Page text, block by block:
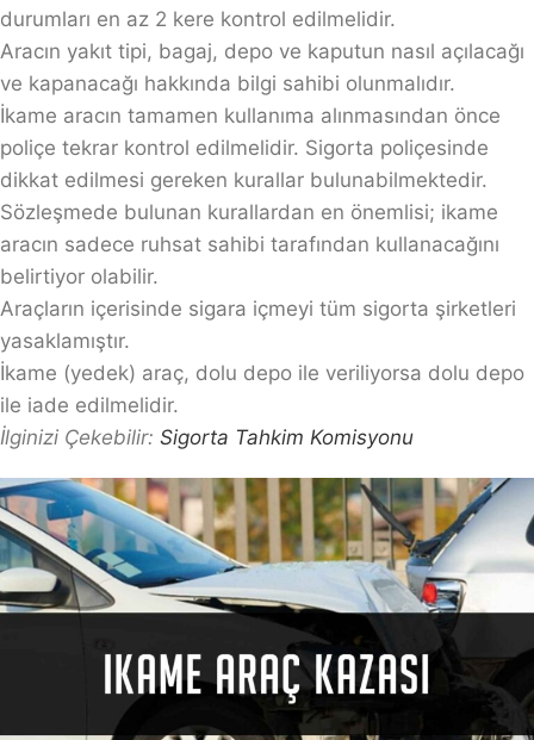
durumları en az 2 kere kontrol edilmelidir.
Aracın yakıt tipi, bagaj, depo ve kaputun nasıl açılacağı
ve kapanacağı hakkında bilgi sahibi olunmalıdır.
İkame aracın tamamen kullanıma alınmasından önce
poliçe tekrar kontrol edilmelidir. Sigorta poliçesinde
dikkat edilmesi gereken kurallar bulunabilmektedir.
Sözleşmede bulunan kurallardan en önemlisi; ikame
aracın sadece ruhsat sahibi tarafından kullanacağını
belirtiyor olabilir.
Araçların içerisinde sigara içmeyi tüm sigorta şirketleri
yasaklamıştır.
İkame (yedek) araç, dolu depo ile veriliyorsa dolu depo
ile iade edilmelidir.
İlginizi Çekebilir: Sigorta Tahkim Komisyonu